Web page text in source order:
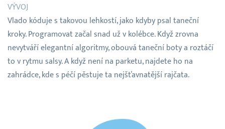
VÝVOJ
Vlado kóduje s takovou lehkostí, jako kdyby psal taneční
kroky. Programovat začal snad už v kolébce. Když zrovna
nevytváří elegantní algoritmy, obouvá taneční boty a roztáčí
to v rytmu salsy. A když není na parketu, najdete ho na
zahrádce, kde s péčí pěstuje ta nejšťavnatější rajčata.